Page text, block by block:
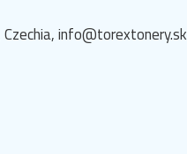
info@torextonery.sk